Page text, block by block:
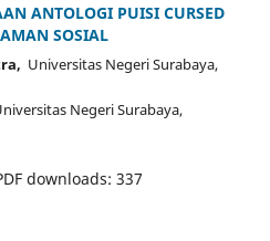
ANTOLOGI PUISI CURSED
SOSIAL
Universitas Negeri Surabaya,
Negeri Surabaya,
downloads: 337